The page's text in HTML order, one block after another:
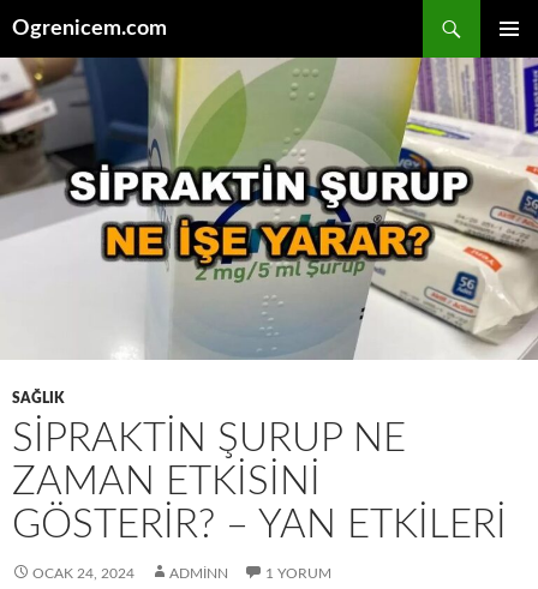
Ogrenicem.com
MENÜ
SAĞLIK
SIPRAKTIN ŞURUP NE
ZAMAN ETKISINI
GÖSTERIR? – YAN ETKILERI
OCAK 24, 2024 ADMINN 1 YORUM